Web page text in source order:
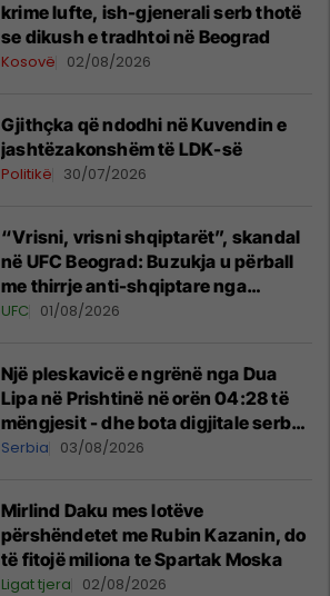
krime lufte, ish-gjenerali serb thotë
se dikush e tradhtoi në Beograd
Kosovë 02/08/2026
Gjithçka që ndodhi në Kuvendin e
jashtëzakonshëm të LDK-së
Politikë 30/07/2026
“Vrisni, vrisni shqiptarët”, skandal
në UFC Beograd: Buzukja u përball
me thirrje anti-shqiptare nga
tribunat
UFC 01/08/2026
Një pleskavicë e ngrënë nga Dua
Lipa në Prishtinë në orën 04:28 të
mëngjesit - dhe bota digjitale serbe
shpall gjendjen e luftës
Serbia 03/08/2026
Mirlind Daku mes lotëve
përshëndetet me Rubin Kazanin, do
të fitojë miliona te Spartak Moska
Ligat tjera 02/08/2026